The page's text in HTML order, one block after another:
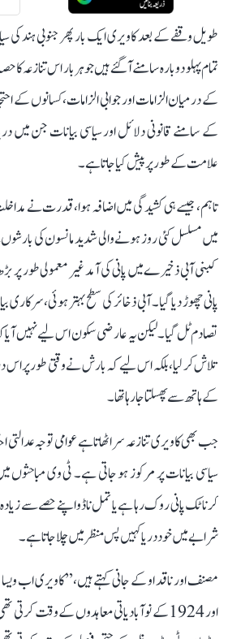
طویل وقفے کے بعد کاویری ایک بار پھر جنوبی ہند
تمام پہلو دوبارہ سامنے آ گئے ہیں جو ہر بار اس تنازعہ
کے درمیان الزامات اور جوابی الزامات، کسانوں کے
کے سامنے قانونی دلائل اور سیاسی بیانات جن میں دریا
علامت کے طور پر پیش کیا جاتا ہے۔
تاہم، جیسے ہی کشیدگی میں اضافہ ہوا، قدرت نے
میں مسلسل کئی روز ہونے والی شدید مانسون کی
کبنی آبی ذخیرے میں پانی کی آمد غیر معمولی طور پر
پانی چھوڑ دیا گیا۔ آبی ذخائر کی سطح بہتر ہوئی، سرکاری
تصادم ٹل گیا۔ لیکن یہ عارضی سکون اس لیے نہیں
تلاش کر لیا، بلکہ اس لیے کہ بارش نے وقتی طور پر
کے ہاتھ سے پھسلتا جا رہا تھا۔
جب بھی کاویری تنازعہ سر اٹھاتا ہے عوامی توجہ
سیاسی بیانات پر مرکوز ہو جاتی ہے۔ ٹی وی مباحثوں
کرناٹک پانی روک رہا ہے یا تمل ناڈو اپنے حصے سے
شرابے میں خود دریا کہیں پس منظر میں چلا جاتا ہے۔